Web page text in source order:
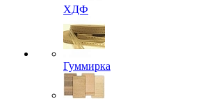
ХДФ
Гуммирка